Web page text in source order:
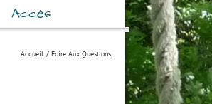
Accès
Accueil Foire Aux Questions